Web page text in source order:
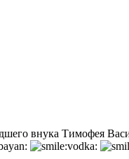
внука Тимофея